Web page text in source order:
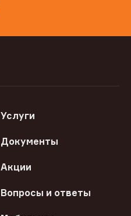
Услуги
Документы
Акции
Вопросы и ответы